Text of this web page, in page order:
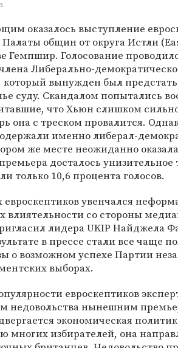
оказалось выступление
общин от округа Истли
Гемпшир. Голосование
Либерально-
вынужден был
суду. Скандалом попытались
что Хьюн слишком
она с треском провалится.
именно либерал-
же месте неожиданно
досталось унизительное
только 10,6 процента голосов.
увенчался
влиятельности со стороны
лидера UKIP Найджела
в прессе стали все чаще
о возможном успехе Партии
выборах.
евроскептиков
недовольства нынешним
экономическая
многих избирателей, она